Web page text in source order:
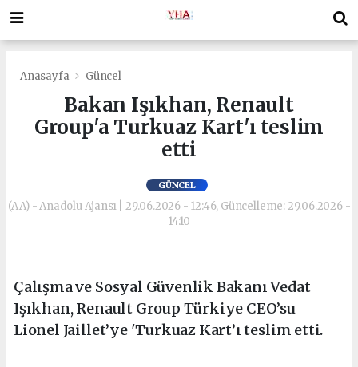
Anasayfa Güncel
Bakan Işıkhan, Renault
Group'a Turkuaz Kart'ı teslim
etti
GÜNCEL
(AA) - Anadolu Ajansı | 29.06.2026 - 12:46, Güncelleme: 29.06.2026 -
14:10
Çalışma ve Sosyal Güvenlik Bakanı Vedat
Işıkhan, Renault Group Türkiye CEO’su
Lionel Jaillet’ye 'Turkuaz Kart’ı teslim etti.